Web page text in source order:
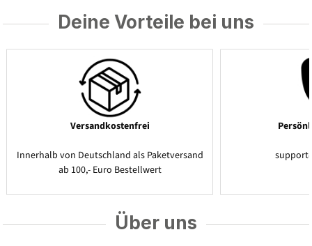
Deine Vorteile bei uns
Versandkostenfrei
Innerhalb von Deutschland als Paketversand
ab 100,- Euro Bestellwert
Über uns